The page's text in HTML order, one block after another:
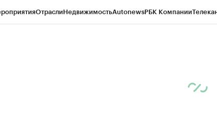
ОтраслиНедвижимостьAutonewsРБК Компании